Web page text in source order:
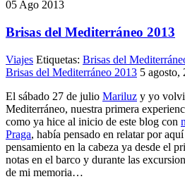
05 Ago 2013
Brisas del Mediterráneo 2013
Viajes Etiquetas: Brisas del
Brisas del Mediterráneo 2013 5 agosto,
El sábado 27 de julio Mariluz y yo
Mediterráneo, nuestra primera
como ya hice al inicio de este blog con
Praga, había pensado en relatar por
pensamiento en la cabeza ya desde el
notas en el barco y durante las
de mi memoria…